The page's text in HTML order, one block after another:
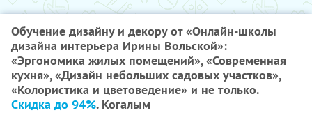
Обучение дизайну и декору от «Онлайн-школы
дизайна интерьера Ирины Вольской»:
«Эргономика жилых помещений», «Современная
кухня», «Дизайн небольших садовых участков»,
«Колористика и цветоведение» и не только.
Скидка до 94%. Когалым